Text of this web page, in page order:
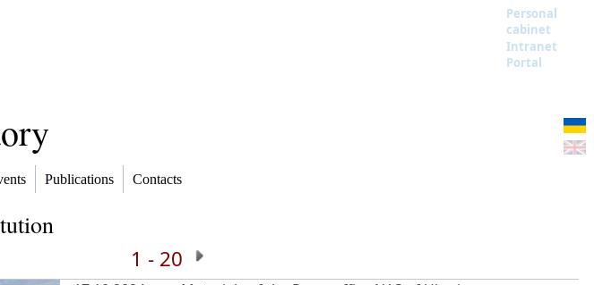
Personal
cabinet
Intranet
Portal
Publications Contacts
1 - 20